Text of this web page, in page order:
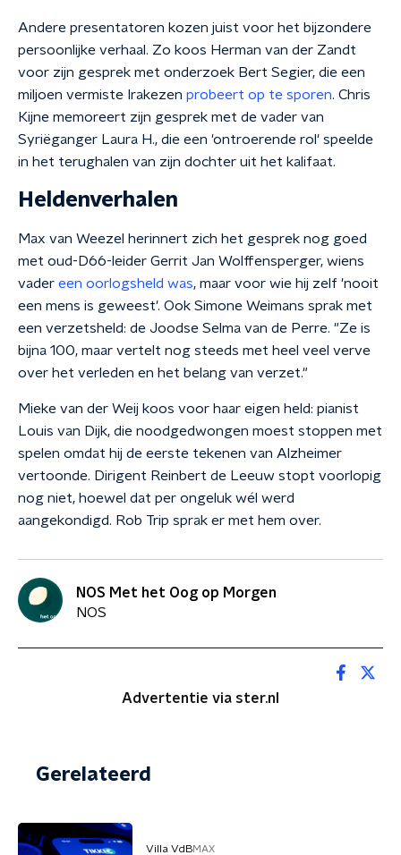
Andere presentatoren kozen juist voor het bijzondere
persoonlijke verhaal. Zo koos Herman van der Zandt
voor zijn gesprek met onderzoek Bert Segier, die een
miljoen vermiste Irakezen probeert op te sporen. Chris
Kijne memoreert zijn gesprek met de vader van
Syriëganger Laura H., die een 'ontroerende rol' speelde
in het terughalen van zijn dochter uit het kalifaat.
Heldenverhalen
Max van Weezel herinnert zich het gesprek nog goed
met oud-D66-leider Gerrit Jan Wolffensperger, wiens
vader een oorlogsheld was, maar voor wie hij zelf 'nooit
een mens is geweest'. Ook Simone Weimans sprak met
een verzetsheld: de Joodse Selma van de Perre. "Ze is
bijna 100, maar vertelt nog steeds met heel veel verve
over het verleden en het belang van verzet."
Mieke van der Weij koos voor haar eigen held: pianist
Louis van Dijk, die noodgedwongen moest stoppen met
spelen omdat hij de eerste tekenen van Alzheimer
vertoonde. Dirigent Reinbert de Leeuw stopt voorlopig
nog niet, hoewel dat per ongeluk wél werd
aangekondigd. Rob Trip sprak er met hem over.
NOS Met het Oog op Morgen
NOS
Advertentie via ster.nl
Gerelateerd
Villa VdBMAX